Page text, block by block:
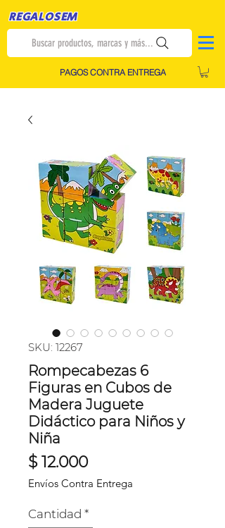
REGALOSEM
Buscar productos, marcas y más...
PAGOS CONTRA ENTREGA
SKU: 12267
Rompecabezas 6
Figuras en Cubos de
Madera Juguete
Didáctico para Niños y
Niña
$ 12.000Precio
Envíos Contra Entrega
Cantidad *